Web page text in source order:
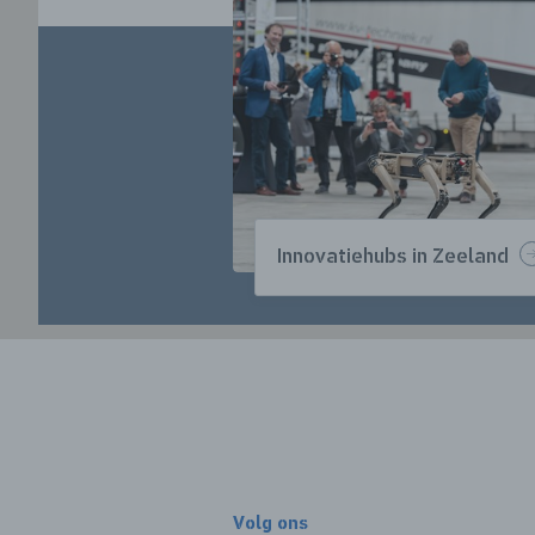
Innovatiehubs in Zeeland
Volg ons